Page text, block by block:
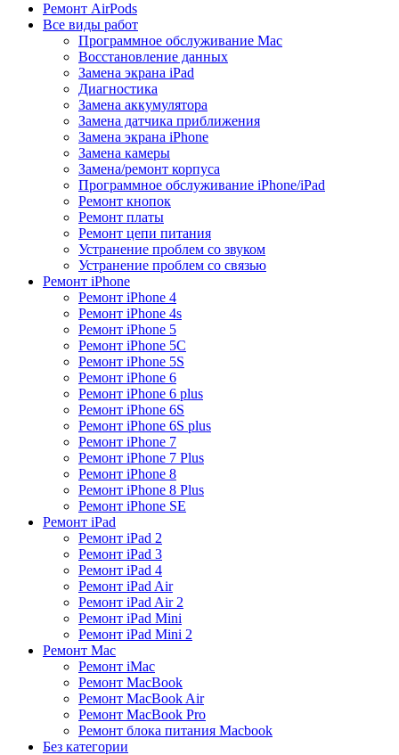
Ремонт AirPods
Все виды работ
Программное обслуживание Mac
Восстановление данных
Замена экрана iPad
Диагностика
Замена аккумулятора
Замена датчика приближения
Замена экрана iPhone
Замена камеры
Замена/ремонт корпуса
Программное обслуживание iPhone/iPad
Ремонт кнопок
Ремонт платы
Ремонт цепи питания
Устранение проблем со звуком
Устранение проблем со связью
Ремонт iPhone
Ремонт iPhone 4
Ремонт iPhone 4s
Ремонт iPhone 5
Ремонт iPhone 5C
Ремонт iPhone 5S
Ремонт iPhone 6
Ремонт iPhone 6 plus
Ремонт iPhone 6S
Ремонт iPhone 6S plus
Ремонт iPhone 7
Ремонт iPhone 7 Plus
Ремонт iPhone 8
Ремонт iPhone 8 Plus
Ремонт iPhone SE
Ремонт iPad
Ремонт iPad 2
Ремонт iPad 3
Ремонт iPad 4
Ремонт iPad Air
Ремонт iPad Air 2
Ремонт iPad Mini
Ремонт iPad Mini 2
Ремонт Mac
Ремонт iMac
Ремонт MacBook
Ремонт MacBook Air
Ремонт MacBook Pro
Ремонт блока питания Macbook
Без категории